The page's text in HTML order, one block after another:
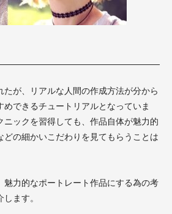
たが、リアルな人間の作成方法が分から
めできるチュートリアルとなっていま
ニックを習得しても、作品自体が魅力的
どの細かいこだわりを見てもらうことは
魅力的なポートレート作品にする為の考
ます。